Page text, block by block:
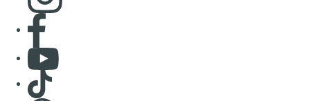
Consulter page Facebook
Consulter Youtube
Consulter TikTok